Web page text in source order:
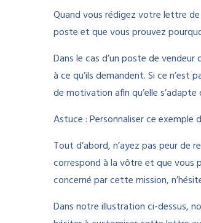
Quand vous rédigez votre lettre
poste et que vous prouvez
Dans le cas d’un poste de
à ce qu’ils demandent. Si ce
de motivation afin qu’elle
Astuce : Personnaliser ce
Tout d’abord, n’ayez pas peur
correspond à la vôtre et que vous
concerné par cette mission,
Dans notre illustration ci-dessus,